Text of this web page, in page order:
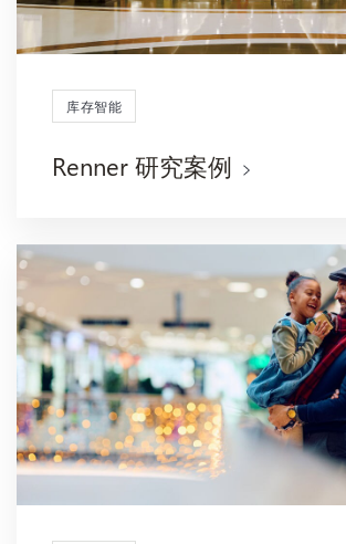
库存智能
Renner 研究案例